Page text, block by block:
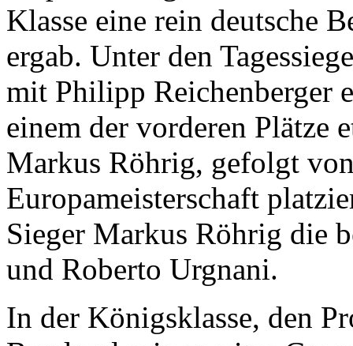
Klasse eine rein deutsche
ergab. Unter den
mit Philipp Reichenberger
einem der vorderen Plätze
Markus Röhrig, gefolgt
Europameisterschaft
Sieger Markus Röhrig die
und Roberto Urgnani.
In der Königsklasse, den